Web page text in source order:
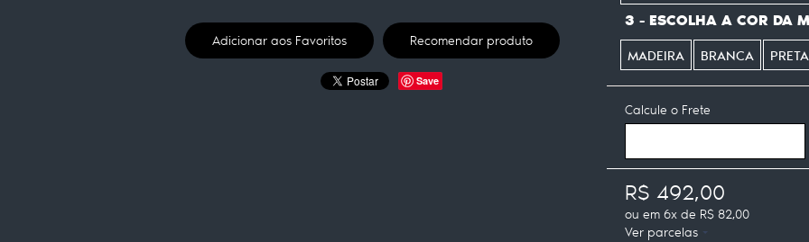
Adicionar aos Favoritos Recomendar produto
Save
3 - ESCOLHA A COR DA
MADEIRA BRANCA PRETA
R$ 492,00
ou em 6x de R$ 82,00
Ver parcelas
Calcule o Frete